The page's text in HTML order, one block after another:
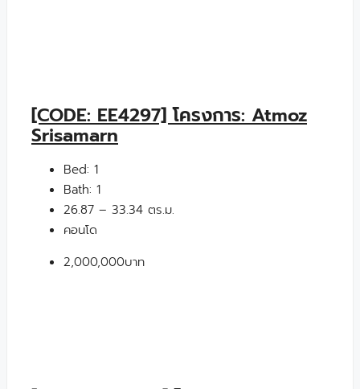
[CODE: EE4297] โครงการ: Atmoz
Srisamarn
Bed: 1
Bath: 1
26.87 – 33.34 ตร.ม.
คอนโด
2,000,000บาท